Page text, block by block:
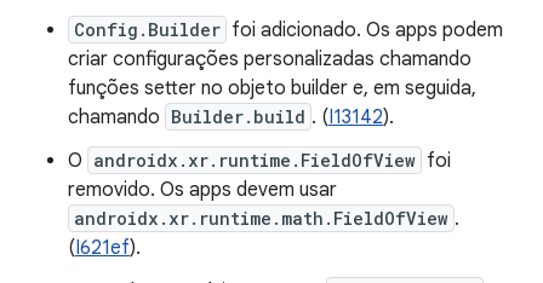
Config.Builder foi adicionado. Os apps podem
criar configurações personalizadas chamando
funções setter no objeto builder e, em seguida,
chamando Builder.build . (I13142).
O androidx.xr.runtime.FieldOfView foi
removido. Os apps devem usar
androidx.xr.runtime.math.FieldOfView .
(I621ef).